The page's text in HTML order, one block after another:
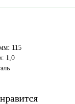
115
1,0